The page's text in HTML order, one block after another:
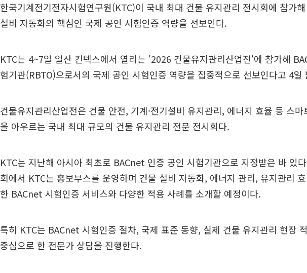
한국기계전기전자시험연구원(KTC)이 국내 최대 건물 유지관리 전시회에 참가
설비 자동화의 핵심인 국제 공인 시험인증 역량을 선보인다.
KTC는 4~7일 일산 킨텍스에서 열리는 '2026 건물유지관리산업전'에 참가해
험기관(RBTO)으로서의 국제 공인 시험인증 역량을 집중적으로 선보인다고 4일
건물유지관리산업전은 건물 안전, 기계·전기설비 유지관리, 에너지 효율 등 스마
을 아우르는 국내 최대 규모의 건물 유지관리 전문 전시회다.
KTC는 지난해 아시아 최초로 BACnet 인증 공인 시험기관으로 지정받은 바 있
회에서 KTC는 홍보부스를 운영하며 건물 설비 자동화, 에너지 관리, 유지관리
한 BACnet 시험인증 서비스와 다양한 적용 사례를 소개할 예정이다.
특히 KTC는 BACnet 시험인증 절차, 국제 표준 동향, 실제 건물 유지관리 현장
중심으로 한 전문가 상담을 진행한다.